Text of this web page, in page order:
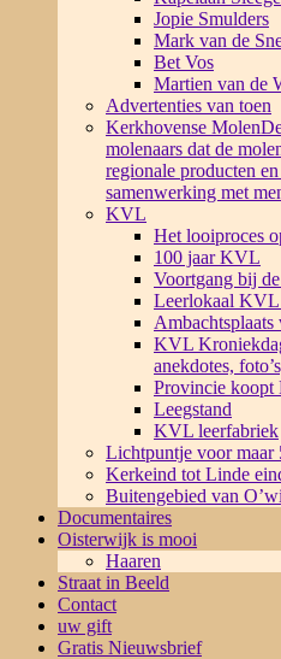
Jopie Smulders
Mark van de
Bet Vos
Martien van de
Advertenties van toen
Kerkhovense Molen
molenaars dat de
regionale producten
samenwerking met
KVL
Het looiproces
100 jaar KVL
Voortgang bij
Leerlokaal KVL
KVL
anekdotes,
Provincie
Leegstand
KVL leerfabriek
Lichtpuntje voor maar
Kerkeind tot Linde
Buitengebied van
Documentaires
Oisterwijk is mooi
Haaren
Straat in Beeld
Contact
uw gift
Gratis Nieuwsbrief